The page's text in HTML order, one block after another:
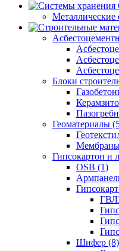
Металлические
Блоки
Геоматериалы
Гипсокартон и
OSB (1)
Шифер (8)